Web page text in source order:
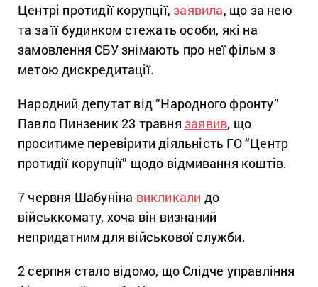
Центрі протидії корупції,заявила, що за нею
та за її будинком стежать особи, які на
замовлення СБУ знімають про неї фільм з
метою дискредитації.
Народний депутат від “Народного фронту”
Павло Пинзеник 23 травня заявив, що
проситиме перевірити діяльність ГО “Центр
протидії корупції” щодо відмивання коштів.
7 червня Шабуніна викликали до
військкомату, хоча він визнаний
непридатним для військової служби.
2 серпня стало відомо, що Слідче управління